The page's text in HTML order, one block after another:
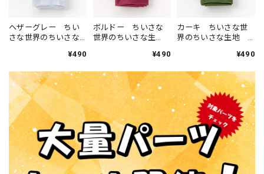
ヘザーグレー ちい
さな世界のちいさな
¥490
ボルドー ちいさな
世界のちいさな生
¥490
カーキ ちいさな世
界のちいさな生地
¥490